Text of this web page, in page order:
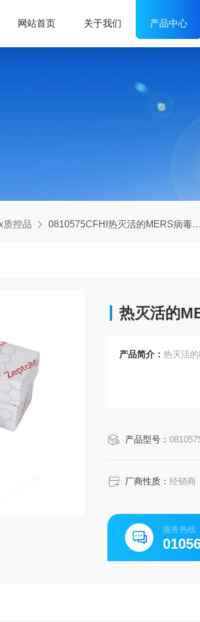
网站首页 关于我们 产品中心
质控品 0810575CFHI热灭活的MERS病毒培养物
热灭活的
产品简介：热灭活
产品型号：
厂商性质：经销商
服务热线